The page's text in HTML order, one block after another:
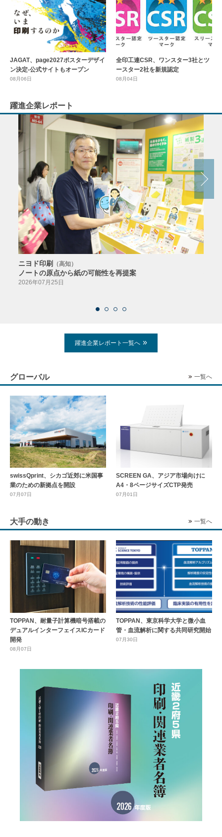
JAGAT、page2027ポスターデザイ
ン決定-公式サイトもオープン
08月06日
全印工連CSR、ワンスター3社とツ
ースター2社を新規認定
08月04日
躍進企業レポート
ニヨド印刷 （高知）
ノートの原点から紙の可能性を再提案
2026年07月25日
躍進企業レポート一覧へ
グローバル 一覧へ
swissQprint、シカゴ近郊に⽶国事
業のための新拠点を開設
07月07日
SCREEN GA、アジア市場向けに
A4・8ページサイズCTP発売
07月01日
大手の動き 一覧へ
TOPPAN、耐量子計算機暗号搭載の
デュアルインターフェイスICカード
開発
08月07日
TOPPAN、東京科学大学と微小血
管・血流解析に関する共同研究開始
07月30日